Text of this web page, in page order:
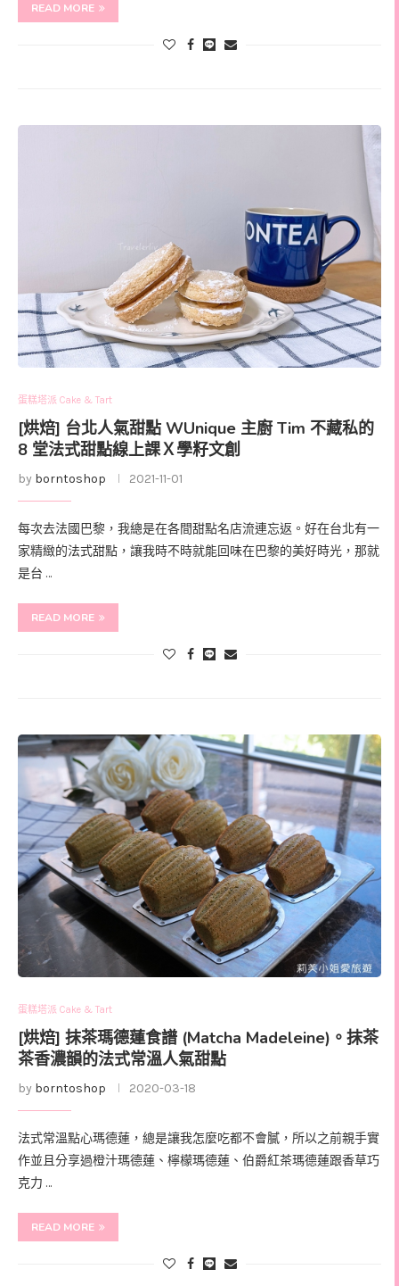
READ MORE
蛋糕塔派 Cake & Tart
[烘焙] 台北人氣甜點 WUnique 主廚 Tim 不藏私的
8 堂法式甜點線上課Ｘ學籽文創
by borntoshop 2021-11-01
每次去法國巴黎，我總是在各間甜點名店流連忘返。好在台北有一
家精緻的法式甜點，讓我時不時就能回味在巴黎的美好時光，那就
是台 …
READ MORE
蛋糕塔派 Cake & Tart
[烘焙] 抹茶瑪德蓮食譜 (Matcha Madeleine)。抹茶
茶香濃韻的法式常溫人氣甜點
by borntoshop 2020-03-18
法式常溫點心瑪德蓮，總是讓我怎麼吃都不會膩，所以之前親手實
作並且分享過橙汁瑪德蓮、檸檬瑪德蓮、伯爵紅茶瑪德蓮跟香草巧
克力 …
READ MORE